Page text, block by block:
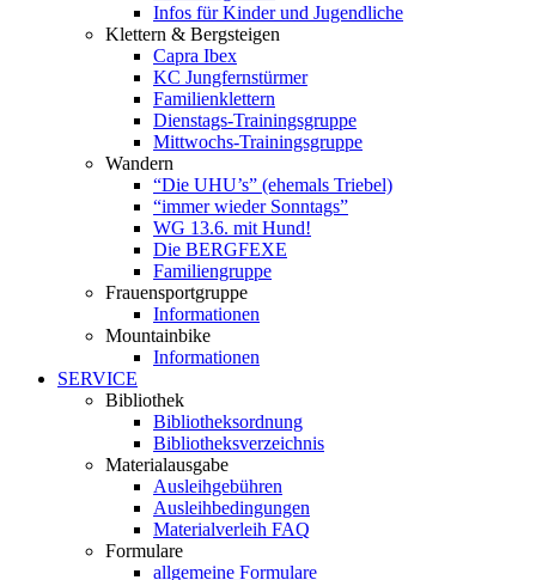
Infos für Kinder und Jugendliche
Klettern & Bergsteigen
Capra Ibex
KC Jungfernstürmer
Familienklettern
Dienstags-Trainingsgruppe
Mittwochs-Trainingsgruppe
Wandern
“Die UHU’s” (ehemals Triebel)
“immer wieder Sonntags”
WG 13.6. mit Hund!
Die BERGFEXE
Familiengruppe
Frauensportgruppe
Informationen
Mountainbike
Informationen
SERVICE
Bibliothek
Bibliotheksordnung
Bibliotheksverzeichnis
Materialausgabe
Ausleihgebühren
Ausleihbedingungen
Materialverleih FAQ
Formulare
allgemeine Formulare